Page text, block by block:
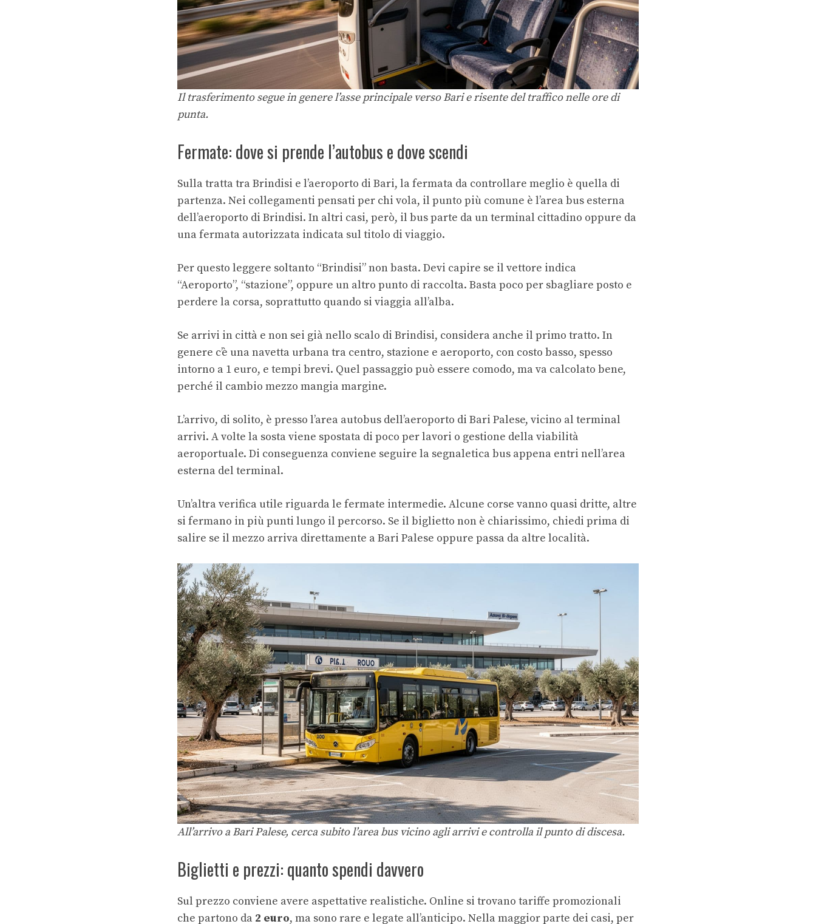
Il trasferimento segue in genere l’asse principale verso Bari e risente del traffico nelle ore di
punta.
Fermate: dove si prende l’autobus e dove scendi
Sulla tratta tra Brindisi e l’aeroporto di Bari, la fermata da controllare meglio è quella di
partenza. Nei collegamenti pensati per chi vola, il punto più comune è l’area bus esterna
dell’aeroporto di Brindisi. In altri casi, però, il bus parte da un terminal cittadino oppure da
una fermata autorizzata indicata sul titolo di viaggio.
Per questo leggere soltanto “Brindisi” non basta. Devi capire se il vettore indica
“Aeroporto”, “stazione”, oppure un altro punto di raccolta. Basta poco per sbagliare posto e
perdere la corsa, soprattutto quando si viaggia all’alba.
Se arrivi in città e non sei già nello scalo di Brindisi, considera anche il primo tratto. In
genere c’è una navetta urbana tra centro, stazione e aeroporto, con costo basso, spesso
intorno a 1 euro, e tempi brevi. Quel passaggio può essere comodo, ma va calcolato bene,
perché il cambio mezzo mangia margine.
L’arrivo, di solito, è presso l’area autobus dell’aeroporto di Bari Palese, vicino al terminal
arrivi. A volte la sosta viene spostata di poco per lavori o gestione della viabilità
aeroportuale. Di conseguenza conviene seguire la segnaletica bus appena entri nell’area
esterna del terminal.
Un’altra verifica utile riguarda le fermate intermedie. Alcune corse vanno quasi dritte, altre
si fermano in più punti lungo il percorso. Se il biglietto non è chiarissimo, chiedi prima di
salire se il mezzo arriva direttamente a Bari Palese oppure passa da altre località.
All’arrivo a Bari Palese, cerca subito l’area bus vicino agli arrivi e controlla il punto di discesa.
Biglietti e prezzi: quanto spendi davvero
Sul prezzo conviene avere aspettative realistiche. Online si trovano tariffe promozionali
che partono da 2 euro, ma sono rare e legate all’anticipo. Nella maggior parte dei casi, per